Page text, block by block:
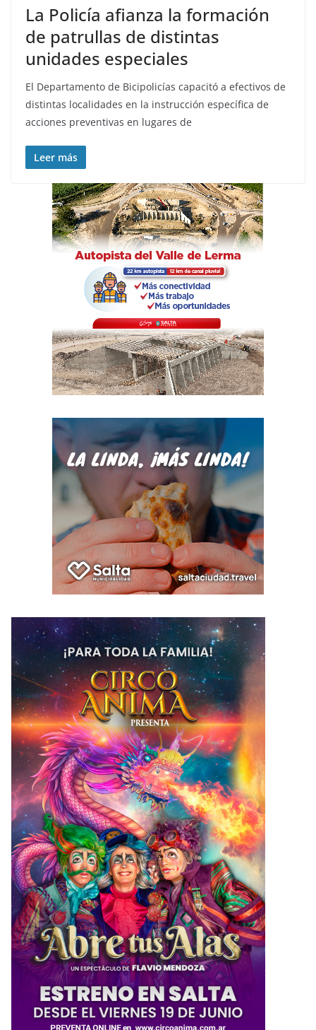
La Policía afianza la formación
de patrullas de distintas
unidades especiales
El Departamento de Bicipolicías capacitó a efectivos de
distintas localidades en la instrucción específica de
acciones preventivas en lugares de
Leer más